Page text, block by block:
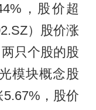
，股价超
）股价涨
只个股的股
模块概念股
，股价